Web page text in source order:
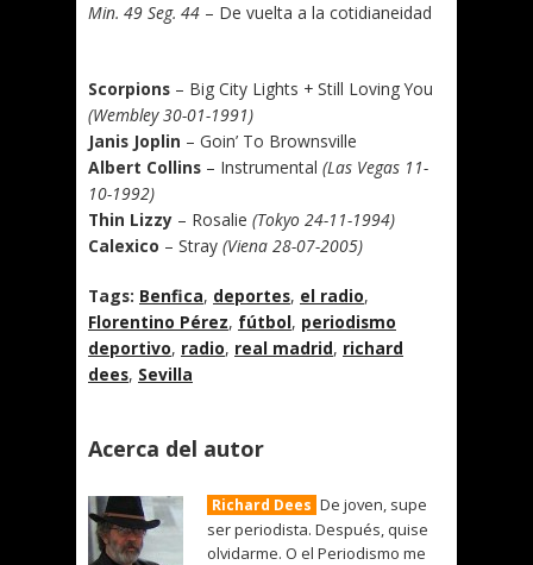
Min. 49 Seg. 44 – De vuelta a la cotidianeidad
Scorpions – Big City Lights + Still Loving You
(Wembley 30-01-1991)
Janis Joplin – Goin’ To Brownsville
Albert Collins – Instrumental (Las Vegas 11-
10-1992)
Thin Lizzy – Rosalie (Tokyo 24-11-1994)
Calexico – Stray (Viena 28-07-2005)
Tags: Benfica, deportes, el radio,
Florentino Pérez, fútbol, periodismo
deportivo, radio, real madrid, richard
dees, Sevilla
Acerca del autor
Richard Dees De joven, supe
ser periodista. Después, quise
olvidarme. O el Periodismo me